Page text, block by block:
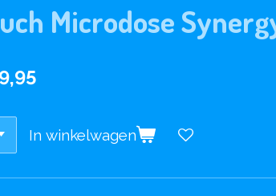
Microdose
In winkelwagen